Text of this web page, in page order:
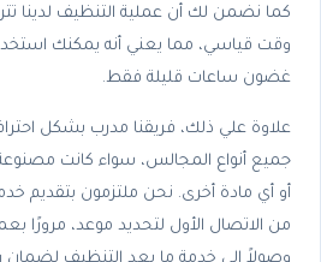
كما نضمن لك أن عملية التنظيف لدينا
وقت قياسي، مما يعني أنه يمكنك
غضون ساعات قليلة فقط.
علاوة علي ذلك، فريقنا مدرب بشكل
جميع أنواع المجالس، سواء كانت
أو أي مادة أخرى. نحن ملتزمون بتقديم
من الاتصال الأول لتحديد موعد، مرورًا